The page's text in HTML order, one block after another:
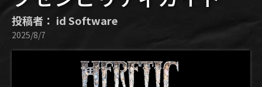
投稿者： id Software
2025/8/7